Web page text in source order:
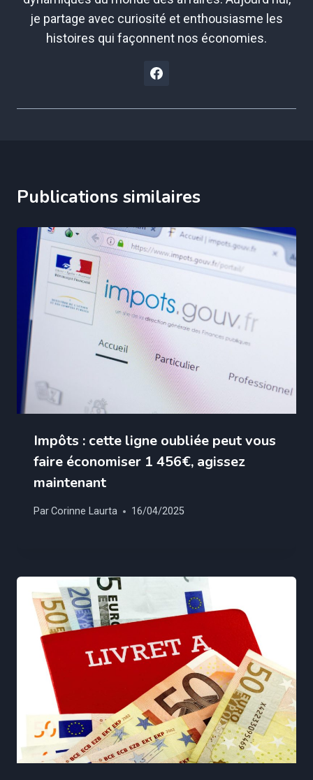
je partage avec curiosité et enthousiasme les
histoires qui façonnent nos économies.
Publications similaires
Impôts : cette ligne oubliée peut vous
faire économiser 1 456€, agissez
maintenant
ParCorinne Laurta 16/04/2025